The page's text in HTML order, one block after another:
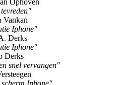
Ophoven
Vankan
Iphone"
Derks
Iphone"
Derks
snel vervangen"